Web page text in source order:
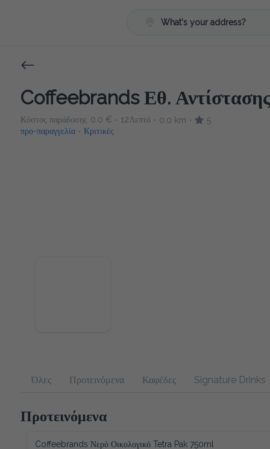
What's your address?
Coffeebrands Εθ.
Κόστος παράδοσης 0.0 € • 12Λεπτό • 0.0 km •
5
προ-παραγγελία • Κριτικές
Όλες Προτεινόμενα Καφέδες Signature Drinks
Προτεινόμενα
Coffeebrands Νερό Οικολογικό Tetra Pak 750ml